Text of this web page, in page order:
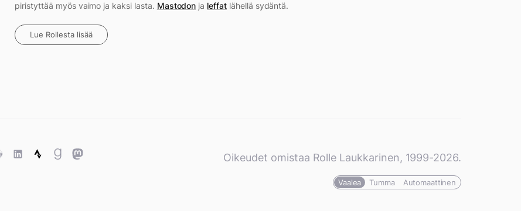
piristyttää myös vaimo ja kaksi lasta. Mastodon ja leffatlähellä sydäntä.
Lue Rollesta lisää
WordPress
StravaGoodreads
Mastodon Oikeudet omistaa Rolle Laukkarinen, 1999-2026.
Vaalea Tumma Automaattinen